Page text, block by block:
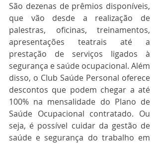
São dezenas de prêmios disponíveis,
que vão desde a realização de
palestras, oficinas, treinamentos,
apresentações teatrais até a
prestação de serviços ligados à
segurança e saúde ocupacional. Além
disso, o Club Saúde Personal oferece
descontos que podem chegar a até
100% na mensalidade do Plano de
Saúde Ocupacional contratado. Ou
seja, é possível cuidar da gestão de
saúde e segurança do trabalho em